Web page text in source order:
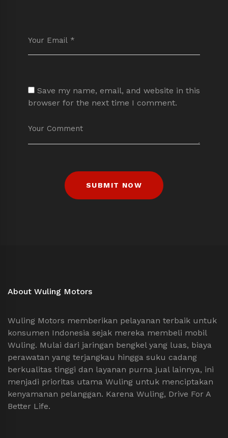
Save my name, email, and website in this
browser for the next time I comment.
About Wuling Motors
Wuling Motors memberikan pelayanan terbaik untuk
konsumen Indonesia sejak mereka membeli mobil
Wuling. Mulai dari jaringan bengkel yang luas, biaya
perawatan yang terjangkau hingga suku cadang
berkualitas tinggi dan layanan purna jual lainnya, ini
menjadi prioritas utama Wuling untuk menciptakan
kenyamanan pelanggan. Karena Wuling, Drive For A
Better Life.